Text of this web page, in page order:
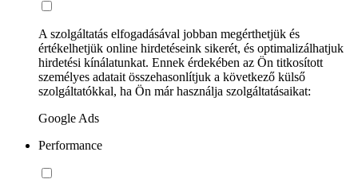
A szolgáltatás elfogadásával jobban megérthetjük és
értékelhetjük online hirdetéseink sikerét, és optimalizálhatjuk
hirdetési kínálatunkat. Ennek érdekében az Ön titkosított
személyes adatait összehasonlítjuk a következő külső
szolgáltatókkal, ha Ön már használja szolgáltatásaikat:
Google Ads
Performance